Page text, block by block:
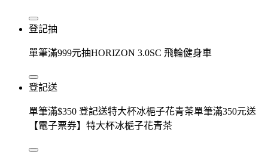
登記抽
單筆滿999元抽HORIZON 3.0SC 飛輪健身車
登記送
單筆滿$350 登記送特大杯冰梔子花青茶單筆滿350元送
【電子票券】特大杯冰梔子花青茶